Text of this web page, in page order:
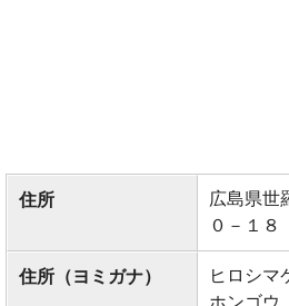
住所
広島県世
０－１８
住所（ヨミガナ）
ヒロシマ